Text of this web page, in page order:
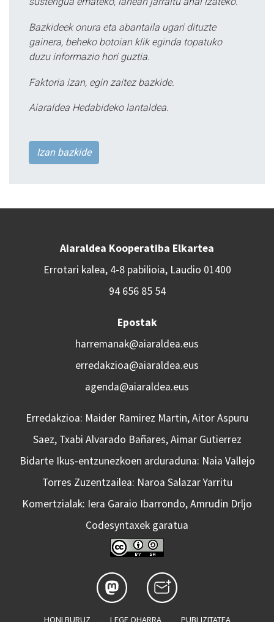
Bazkideek onura eta abantaila ugari dituzte
gainera, beheko botoian klik eginda topatuko
duzu informazio hori guztia.
Faktoria izan, egin zaitez bazkide.
Aiaraldea Hedabideko lantaldea.
Izan bazkide
Aiaraldea Kooperatiba Elkartea
Errotari kalea, 4-8 pabilioia, Laudio 01400
94 656 85 54
Epostak
harremanak@aiaraldea.eus
erredakzioa@aiaraldea.eus
agenda@aiaraldea.eus
Erredakzioa: Maider Ramirez Martin, Aitor Aspuru
Saez, Txabi Alvarado Bañares, Aimar Gutierrez
Bidarte Ikus-entzunezkoen arduraduna: Naia Vallejo
Torres Zuzentzailea: Naroa Salazar Yarritu
Komertzialak: Iera Garaio Ibarrondo, Amrudin Drljo
Codesyntaxek garatua
HONI BURUZ LEGE OHARRA PUBLIZITATEA